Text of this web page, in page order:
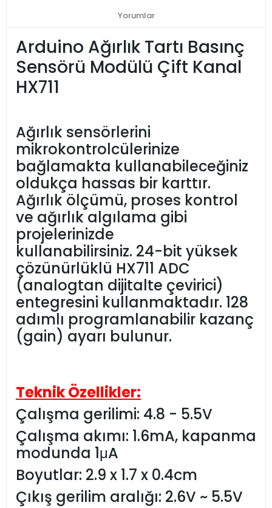
Yorumlar
Arduino Ağırlık Tartı Basınç
Sensörü Modülü Çift Kanal
HX711
Ağırlık sensörlerini
mikrokontrolcülerinize
bağlamakta kullanabileceğiniz
oldukça hassas bir karttır.
Ağırlık ölçümü, proses kontrol
ve ağırlık algılama gibi
projelerinizde
kullanabilirsiniz. 24-bit yüksek
çözünürlüklü HX711 ADC
(analogtan dijitalte çevirici)
entegresini kullanmaktadır. 128
adımlı programlanabilir kazanç
(gain) ayarı bulunur.
Teknik Özellikler:
Çalışma gerilimi: 4.8 - 5.5V
Çalışma akımı: 1.6mA, kapanma
modunda 1μA
Boyutlar: 2.9 x 1.7 x 0.4cm
Çıkış gerilim aralığı: 2.6V ~ 5.5V